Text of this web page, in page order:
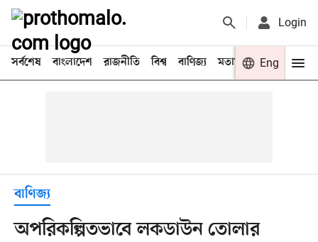
Login
সর্বশেষ বাংলাদেশ রাজনীতি বিশ্ব বাণিজ্য মতামত খেলা
Eng
বাণিজ্য
অপরিকল্পিতভাবে লকডাউন তোলার